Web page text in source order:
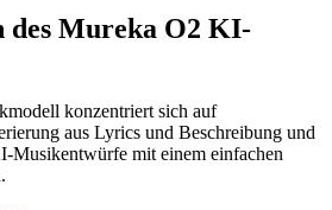
Mureka O2 KI-
konzentriert sich auf
aus Lyrics und Beschreibung und
Musikentwürfe mit einem einfachen